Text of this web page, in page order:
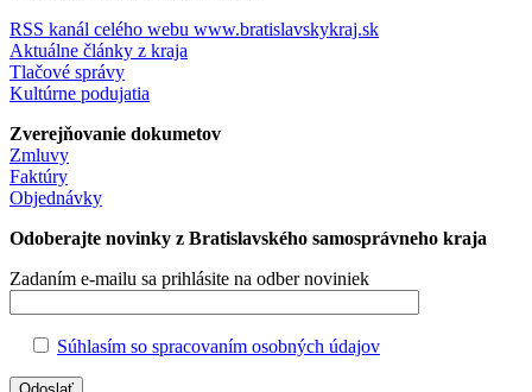
RSS kanál celého webu www.bratislavskykraj.sk
Aktuálne články z kraja
Tlačové správy
Kultúrne podujatia
Zverejňovanie dokumetov
Zmluvy
Faktúry
Objednávky
Odoberajte novinky z Bratislavského samosprávneho kraja
Zadaním e-mailu sa prihlásite na odber noviniek
Súhlasím so spracovaním osobných údajov